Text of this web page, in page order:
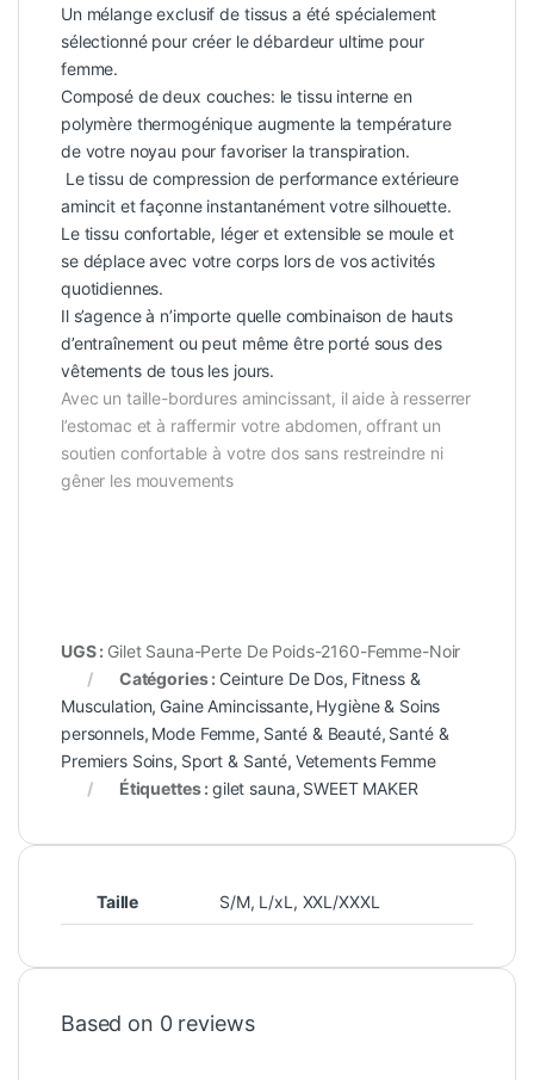
Un mélange exclusif de tissus a été spécialement
sélectionné pour créer le débardeur ultime pour
femme.
Composé de deux couches: le tissu interne en
polymère thermogénique augmente la température
de votre noyau pour favoriser la transpiration.
Le tissu de compression de performance extérieure
amincit et façonne instantanément votre silhouette.
Le tissu confortable, léger et extensible se moule et
se déplace avec votre corps lors de vos activités
quotidiennes.
Il s’agence à n’importe quelle combinaison de hauts
d’entraînement ou peut même être porté sous des
vêtements de tous les jours.
Avec un taille-bordures amincissant, il aide à resserrer
l’estomac et à raffermir votre abdomen, offrant un
soutien confortable à votre dos sans restreindre ni
gêner les mouvements
UGS : Gilet Sauna-Perte De Poids-2160-Femme-Noir
Catégories : Ceinture De Dos, Fitness &
Musculation, Gaine Amincissante, Hygiène & Soins
personnels, Mode Femme, Santé & Beauté, Santé &
Premiers Soins, Sport & Santé, Vetements Femme
Étiquettes :gilet sauna, SWEET MAKER
Taille S/M, L/xL , XXL/XXXL
Based on 0 reviews